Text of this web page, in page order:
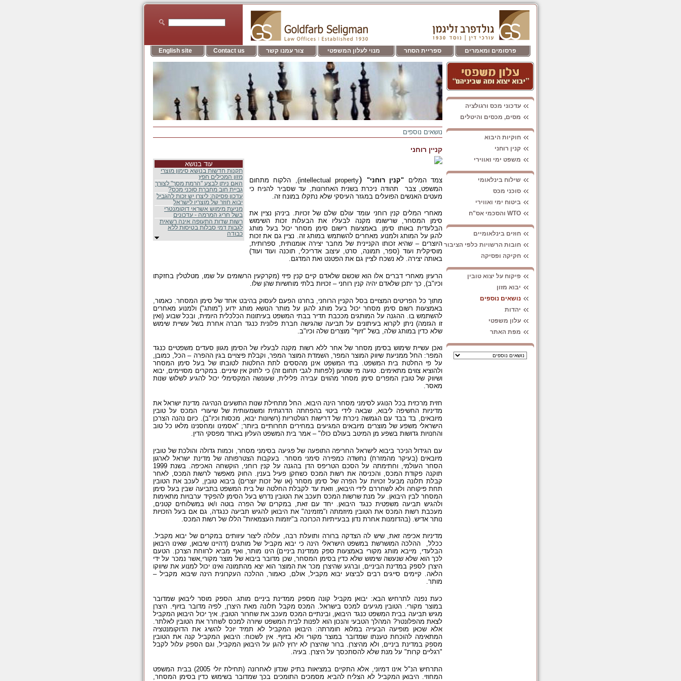
פרסומים ומאמרים ספריית הסחר מנוי לעלון המשפטי צור עמנו קשר Contact us
English site
עדכוני מכס ורגולציה
מסים, מכסים והיטלים
חוקיות היבוא
קנין רוחני
משפט ימי ואווירי
שילוח בינלאומי
סוכני מכס
ביטוח ימי ואווירי
WTO והסכמי אס"ח
חוזים בינלאומיים
חובות הרשויות כלפי הציבור
חקיקה ופסיקה
פיקוח על יצוא טובין
יבוא מזון
נושאים נוספים
יהדות
עלון משפטי
מפת האתר
נושאים נוספים
קניין רוחני
עוד בנושא
תקנות חדשות בנושא סימון מוצרי
מזון המכילים חפץ
האם ניתן לבצע "הרמת מסך" לצורך
גביית חוב מחברת סוכני מכס?
עדכון פסיקה: ליצרן יש זכות להגביל
יבוא חוזר של מוצריו לישראל
מניעת מימוש אשראי דוקומנטרי
בשל חריג המרמה - עדכונים
רשות שדות התעופה אינה רשאית
לגבות דמי סבלות בטיסות ללא
כבודה
צמד המלים "קנין רוחני" (
intellectual property), הלקוח מתחום
המשפט, צבר תהודה ניכרת בשנית האחרונות, עד שסביר להניח כי
מעטים האנשים הפועלים במגזר העיסקי שלא נתקלו במונח זה.
מאחרי המלים קנין רוחני עומד עולם שלם של זכויות. ביניהן נציין את
סימן המסחר, שרישומו מקנה לבעליו את הבעלות זכות השימוש
הבלעדית באותו סימן. באמצעות רישום סימן מסחר יכול בעל מותג
להגן על המותג ולמנוע מאחרים להשתמש במותג זה. נציין גם את זכות
היוצרים – שהיא זכותו הקניינית של מחבר יצירה אומנותית, ספרותית,
מוסיקלית ועוד (ספר, תמונה, סרט, עיצוב אדריכלי, תוכנה ועוד ועוד)
באותה יצירה. לא נשכח לציין גם את הפטנט ואת המדגם.
הרעיון מאחרי דברים אלו הוא שכשם שלאדם קיים קנין פיזי (מקרקעין הרשומים על שמו, מטלטלין בחזקתו
וכיו"ב), כך יתכן שלאדם יהיה קנין רוחני – זכויות בלתי מוחשיות שהן שלו.
מתוך כל הפריטים המצויים בסל הקניין הרוחני, בחרנו הפעם לעסוק בהיבט אחד של סימן המסחר. כאמור,
באמצעות רשום סימן מסחר יכול בעל מותג להגן על מותר הנושא מותג ידוע ("מותג") ולמנוע מאחרים
להשתמש בו. ההגנה על המותגים מככבת תדיר בבתי המשפט בעיתונות הכלכלית היומית, ובכל שבוע (ואין
זו הגזמה) ניתן לקרוא בעיתונים על תביעה שהגישה חברת פלונית כנגד חברה אחרת בשל עשיית שימוש
שלא כדין במותג שלה, בשל "זיוף" מוצרים שלה וכיו"ב.
ואכן עשיית שימוש בסימן מסחר של אחר ללא רשות מקנה לבעליו של הסימן מגוון סעדים משפטיים כנגד
המפר: החל ממניעת שיווק המוצר המפר, השמדת המוצר המפר, וקבלת פיצויים בגין ההפרה – הכל, כמובן,
על פי החלטת בית המשפט. בתי המשפט אינן מהססים לתת החלטות לטובתו של בעל סימן המסחר
ולהוציא צווים מתאימים. טועה מי שטוען (לפחות לגבי תחום זה) כי לחוק אין שיניים. במקרים מסויימים, יבוא
ושיווק של טובין המפרים סימן מסחר מהווים עבירה פלילית, שעונשה המקסימלי יכול להגיע לשלוש שנות
מאסר.
חזית מרכזית בכל הנוגע לסימני מסחר הינה היבוא. החל מתחילת שנות התשעים הנהיגה מדינת ישראל את
מדיניות החשיפה ליבוא, שבאה לידי ביטוי בהפחתה הדרגתית ומשמעותית של שיעורי המכס על טובין
מיובאים, בד בבד עם הגמשה ניכרת של דרישות רגולטריות (רשיונות יבוא, מכסות וכיו"ב). כיום נהנה הצרכן
הישראלי משפע של מוצרים מיובאים המגיעים במחירים תחרותיים ביותר; "אסמינו ומחסנינו מלאו כל טוב
והחנויות גדושות בשפע מן המיטב בעולם כולו" – אמר בית המשפט העליון באחד מפסקי הדין.
עם הגידול הניכר ביבוא לישראל החריפה התופעה של פגיעה בסימני מסחר, וכמות גדולה והולכת של טובין
מיובאים (בעיקר מהמזרח) נחשדה כמפירה סימני מסחר. בעקבות הצטרפותה של מדינת ישראל לארגון
הסחר העולמי, וחתימתה על הסכם הטריפס הדן בהגנה על קנין רוחני, הוקשחה האכיפה. בשנת 1999
תוקנה פקודת המכס, והכניסה את רשות המכס כשחקן פעיל בענין. החוק מאפשר לרשות המכס, לאחר
קבלת תלונה מבעל זכויות על הפרה של סימן מסחר (או של זכות יוצרים) ביבוא טובין, לעכב את הטובין
תחת פיקוחה ולא לשחררם לידי היבואן, וזאת עד לקבלת החלטה של בית המשפט בתביעה שבין בעל סימן
המסחר לבין היבואן. על מנת שרשות המכס תעכב את הטובין נדרש בעל הסימן להפקיד ערבויות מתאימות
ולהגיש תביעה משפטית כנגד היבואן. יחד עם זאת, במקרים של הפרה בוטה ו/או במשלוחים קטנים,
מעכבת רשות המכס את הטובין מיוזמתה ו"מזמינה" את היבואן להגיש תביעה כנגדה, גם אם בעל הזכויות
נותר אדיש. (בהדזמנות אחרת נדון בבעייתיות הכרוכה ב"יוזמות העצמאיות" הללו של רשות המכס.
מדיניות אכיפה זאת, שיש לה הצדקה ברורה ותועלת רבה, עלולה ליצור עיוותים במקרים של יבוא מקביל.
ככלל, ההלכה המושרשת במשפט הישראלי הינה כי יבוא מקביל של מותגים (דהיינו שיבואן, שאינו היבואן
הבלעדי, מייבא מותג מקורי באמצעות ספק ממדינת ביניים) הינו מותר, ואף מביא לרווחת הצרכן. הטעם
לכך הוא שלא שנעשה שימוש שלא כדין בסימן המסחר, שכן מדובר ביבוא של מוצר מקורי,אשר נמכר על ידי
היצרן לספק במדינת הביניים, וברגע שהיצרן מכר את המוצר הוא יצא מהתמונה ואינו יכול למנוע את שיווקו
הלאה. קיימים סייגים רבים לביצוע יבוא מקביל, אולם, כאמור, ההלכה העקרונית הינה שיבוא מקביל –
מותר.
כעת נפנה לתרחיש הבא: יבואן מקביל קונה מספק ממדינת ביניים מותג. הספק מוסר ליבואן שמדובר
במוצר מקורי. הטובין מגיעים למכס בישראל. המכס מקבל תלונה מאת היצרן, לפיה מדובר בזיוף. היצרן
מגיש תביעה בבית המשפט כנגד היבואן, ובינתיים המכס מעכב את שחרור הטובין. איך יכול היבואן המקביל
לצאת מהפלונטר? המהלך הטבעי והנכון הוא לפנות לבית המשפט שיורה למכס לשחרר את הטובין לאלתר.
אלא שכאן מופיעה הבעייה במלוא חומרתה: היבואן המקביל לא תמיד יוכל להשיג את הדוקומנטציה
המתאימה להוכחת טענתו שמדובר במוצר מקורי ולא בזיוף. אין לשכוח: היבואן המקביל קנה את הטובין
מספק במדינת ביניים, ולא מהיצרן. ברור שהיצרן לא ירוץ להגן על היבואן המקביל, וגם הספק עלול לקבל
"רגליים קרות" על מנת שלא להסתכסך על היצרן. בעיה.
התרחיש הנ"ל אינו דמיוני, אלא התקיים במציאות בתיק שנדון לאחרונה (תחילת יולי 2005) בבית המשפט
המחוזי. היבואן המקביל לא הצליח להביא מסמכים התומכים בכך שמדובר בשימוש כדין בסימן המסחר,